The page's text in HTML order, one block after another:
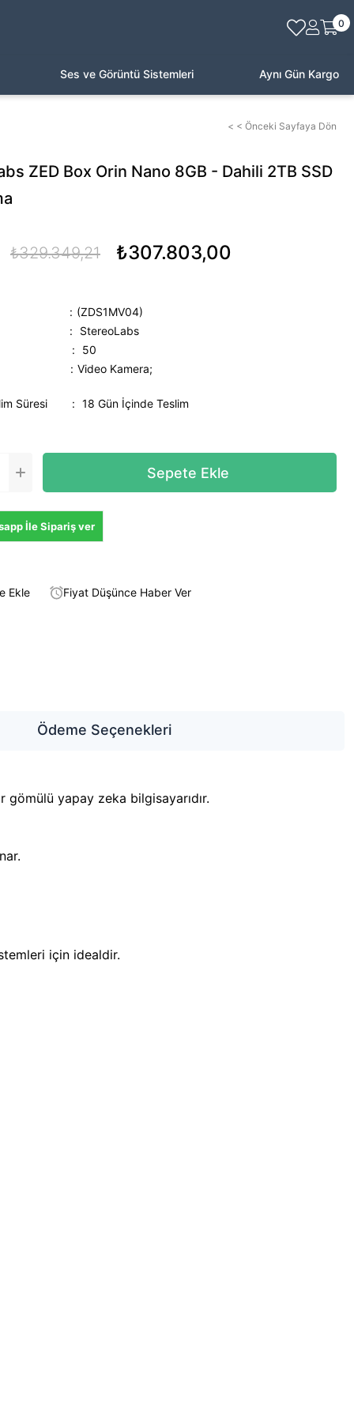
0
Ses ve Görüntü Sistemleri Aynı Gün Kargo
< < Önceki Sayfaya Dön
ZED Box Orin Nano 8GB - Dahili 2TB SSD
₺329.349,21 ₺307.803,00
(ZDS1MV04)
:
StereoLabs
:
50
Video Kamera;
Süresi : 18 Gün İçinde Teslim
İle Sipariş ver
Ekle Fiyat Düşünce Haber Ver
Ödeme Seçenekleri
gömülü yapay zeka bilgisayarıdır.
için idealdir.